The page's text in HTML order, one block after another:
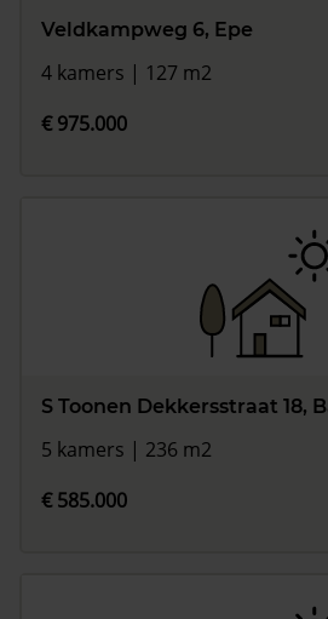
Veldkampweg 6, Epe
4 kamers | 127 m2
€ 975.000
S Toonen Dekkersstraat 18,
5 kamers | 236 m2
€ 585.000